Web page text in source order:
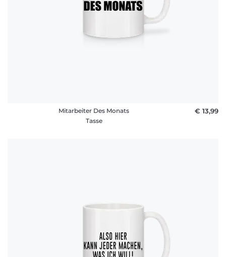
Mitarbeiter Des Monats
Tasse
€ 13,99